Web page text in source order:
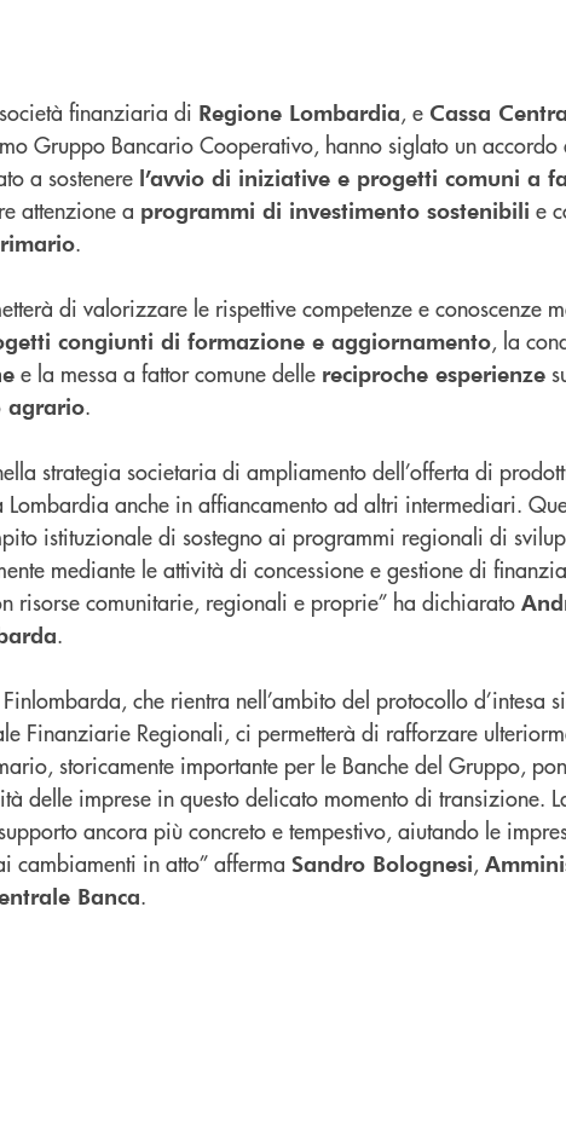
finanziaria di Regione Lombardia, e Cassa
Gruppo Bancario Cooperativo, hanno siglato un accordo
a sostenere l’avvio di iniziative e progetti comuni a
attenzione a programmi di investimento sostenibili e
.
di valorizzare le rispettive competenze e conoscenze
congiunti di formazione e aggiornamento, la
e la messa a fattor comune delle reciproche esperienze
agrario.
strategia societaria di ampliamento dell’offerta di
anche in affiancamento ad altri intermediari.
istituzionale di sostegno ai programmi regionali di
mediante le attività di concessione e gestione di
risorse comunitarie, regionali e proprie” ha dichiarato
.
che rientra nell’ambito del protocollo d’intesa
Finanziarie Regionali, ci permetterà di rafforzare
storicamente importante per le Banche del Gruppo,
delle imprese in questo delicato momento di transizione.
ancora più concreto e tempestivo, aiutando le
cambiamenti in atto” afferma Sandro Bolognesi,
Banca.